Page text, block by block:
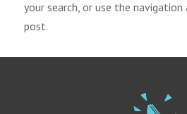
your search, or use the
post.